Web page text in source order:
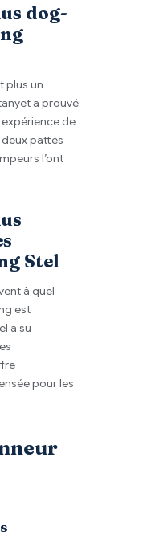
dog-
plus un
a prouvé
expérience de
pattes
l’ont
Stel
à quel
est
a su
pour les